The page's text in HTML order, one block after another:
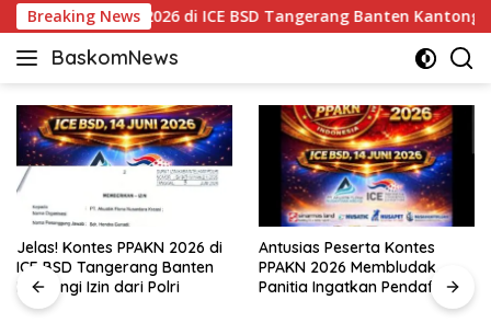
Langsung
ke
konten
Breaking News
Kontes PPAKN 2026 di ICE BSD Tangerang Banten Kantongi
BaskomNews
Informasi
Menarik
dan
Terhangat
Jelas! Kontes PPAKN 2026 di
ICE BSD Tangerang Banten
Kantongi Izin dari Polri
Antusias Peserta Kontes
PPAKN 2026 Membludak,
Panitia Ingatkan Pendaftaran